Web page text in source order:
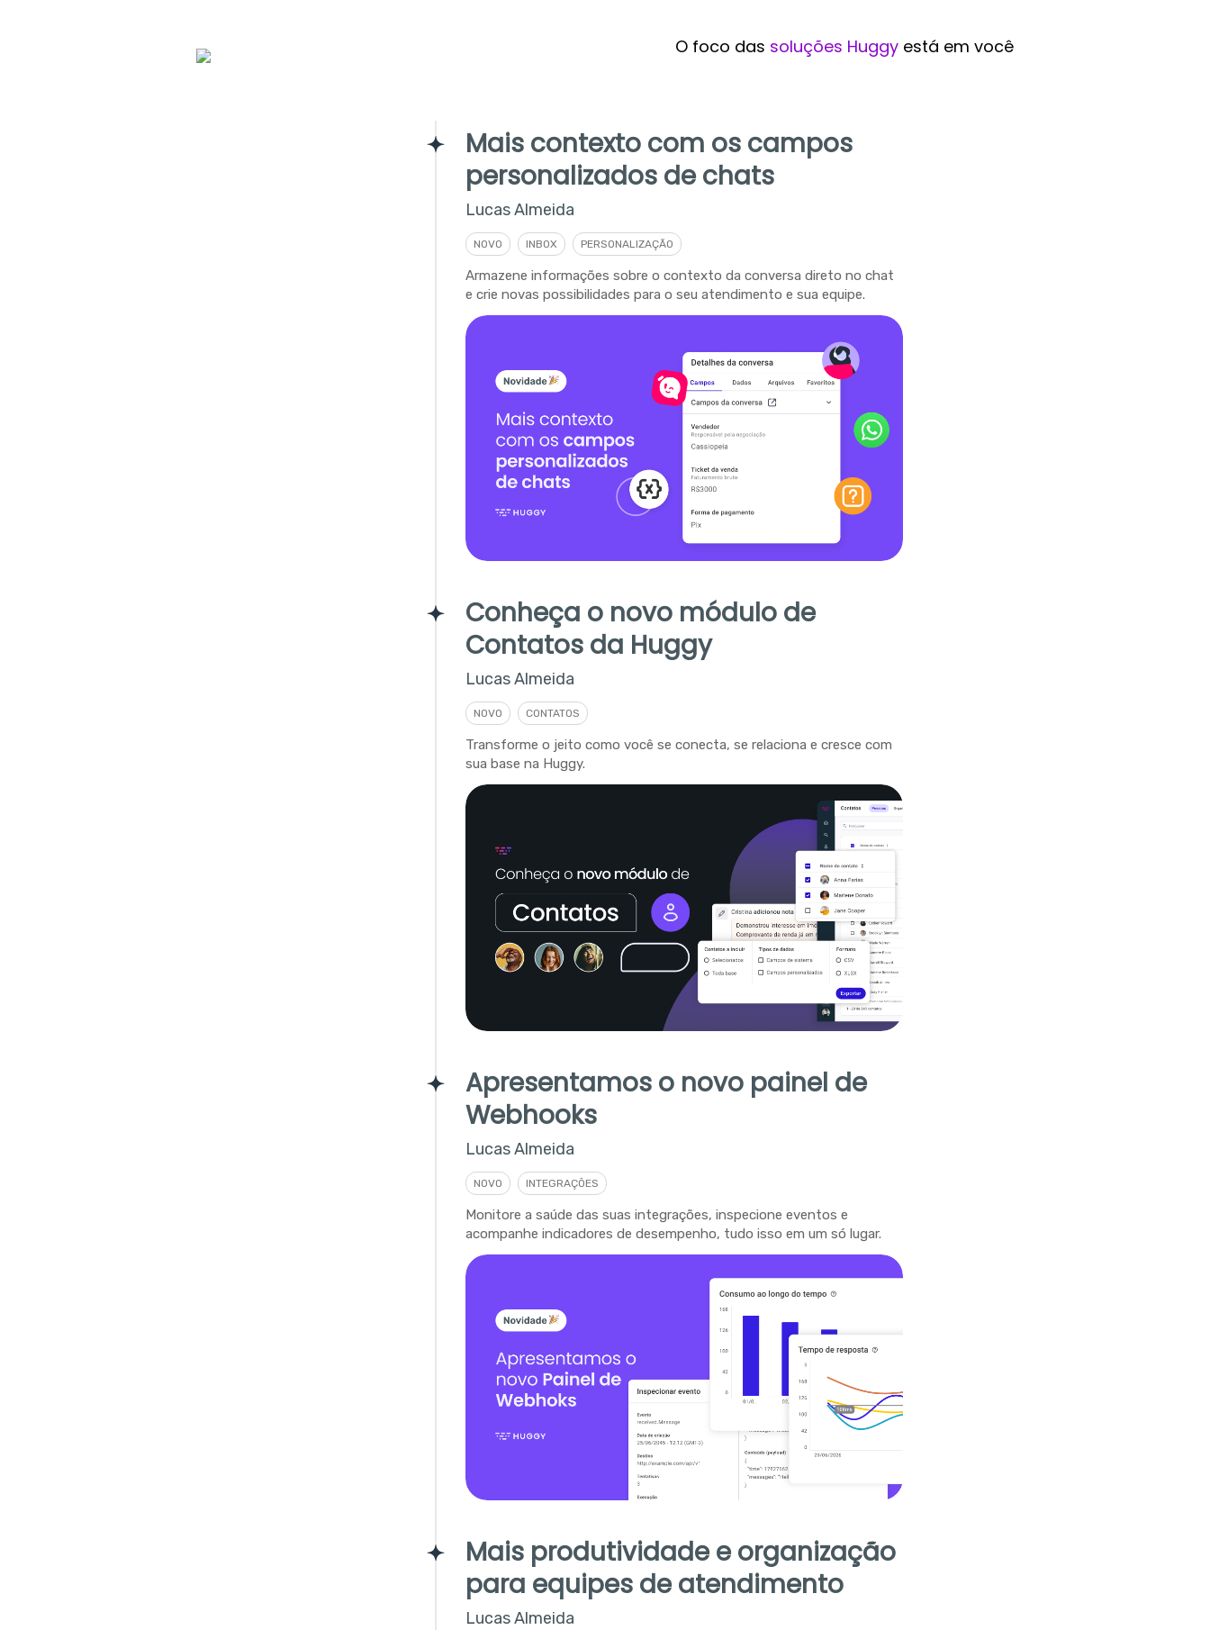
O foco das soluções Huggyestá em você
Mais contexto com os campos
personalizados de chats
Lucas Almeida
NOVO INBOX PERSONALIZAÇÃO
Armazene informações sobre o contexto da conversa direto no chat
e crie novas possibilidades para o seu atendimento e sua equipe.
Conheça o novo módulo de
Contatos da Huggy
Lucas Almeida
NOVO CONTATOS
Transforme o jeito como você se conecta, se relaciona e cresce com
sua base na Huggy.
Apresentamos o novo painel de
Webhooks
Lucas Almeida
NOVO INTEGRAÇÕES
Monitore a saúde das suas integrações, inspecione eventos e
acompanhe indicadores de desempenho, tudo isso em um só lugar.
Mais produtividade e organização
para equipes de atendimento
Lucas Almeida